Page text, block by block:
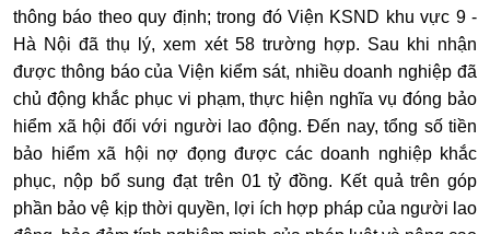
thông báo theo quy định; trong đó Viện KSND khu vực 9 -
Hà Nội đã thụ lý, xem xét 58 trường hợp. Sau khi nhận
được thông báo của Viện kiểm sát, nhiều doanh nghiệp đã
chủ động khắc phục vi phạm, thực hiện nghĩa vụ đóng bảo
hiểm xã hội đối với người lao động. Đến nay, tổng số tiền
bảo hiểm xã hội nợ đọng được các doanh nghiệp khắc
phục, nộp bổ sung đạt trên 01 tỷ đồng. Kết quả trên góp
phần bảo vệ kịp thời quyền, lợi ích hợp pháp của người lao